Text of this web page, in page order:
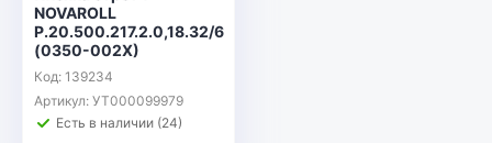
NOVAROLL
Р.20.500.217.2.0,18.32/6
(0350-002Х)
Код: 139234
Артикул: УТ000099979
Есть в наличии (24)